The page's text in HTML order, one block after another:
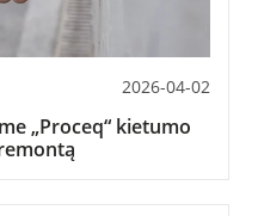
2026-04-02
„Proceq“ kietumo